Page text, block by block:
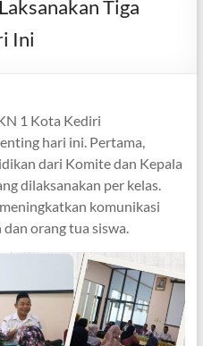
Tiga
Ini
1 Kota Kediri
hari ini. Pertama,
dari Komite dan Kepala
dilaksanakan per kelas.
komunikasi
orang tua siswa.